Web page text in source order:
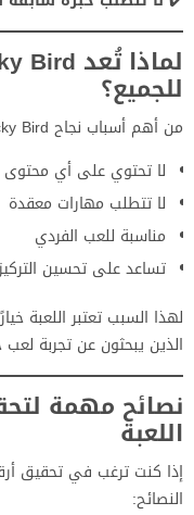
للجميع؟
من أهم أسباب نجاح Stacky Bird هو أنها:
لا تحتوي على أي
لا تتطلب مهارات معقدة
مناسبة للعب الفردي
تساعد على تحسين
لهذا السبب تعتبر اللعبة
الذين يبحثون عن تجربة
نصائح مهمة
اللعبة
إذا كنت ترغب في تحقيق
النصائح: